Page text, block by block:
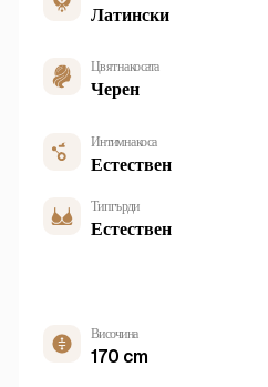
Латински
Цвят на косата
Черен
Интимна коса
Естествен
Тип гърди
Естествен
Височина
170 cm